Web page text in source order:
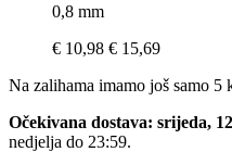
0,8 mm
€ 10,98 € 15,69
Na zalihama imamo još samo 5
Očekivana dostava: srijeda,
nedjelja do 23:59.